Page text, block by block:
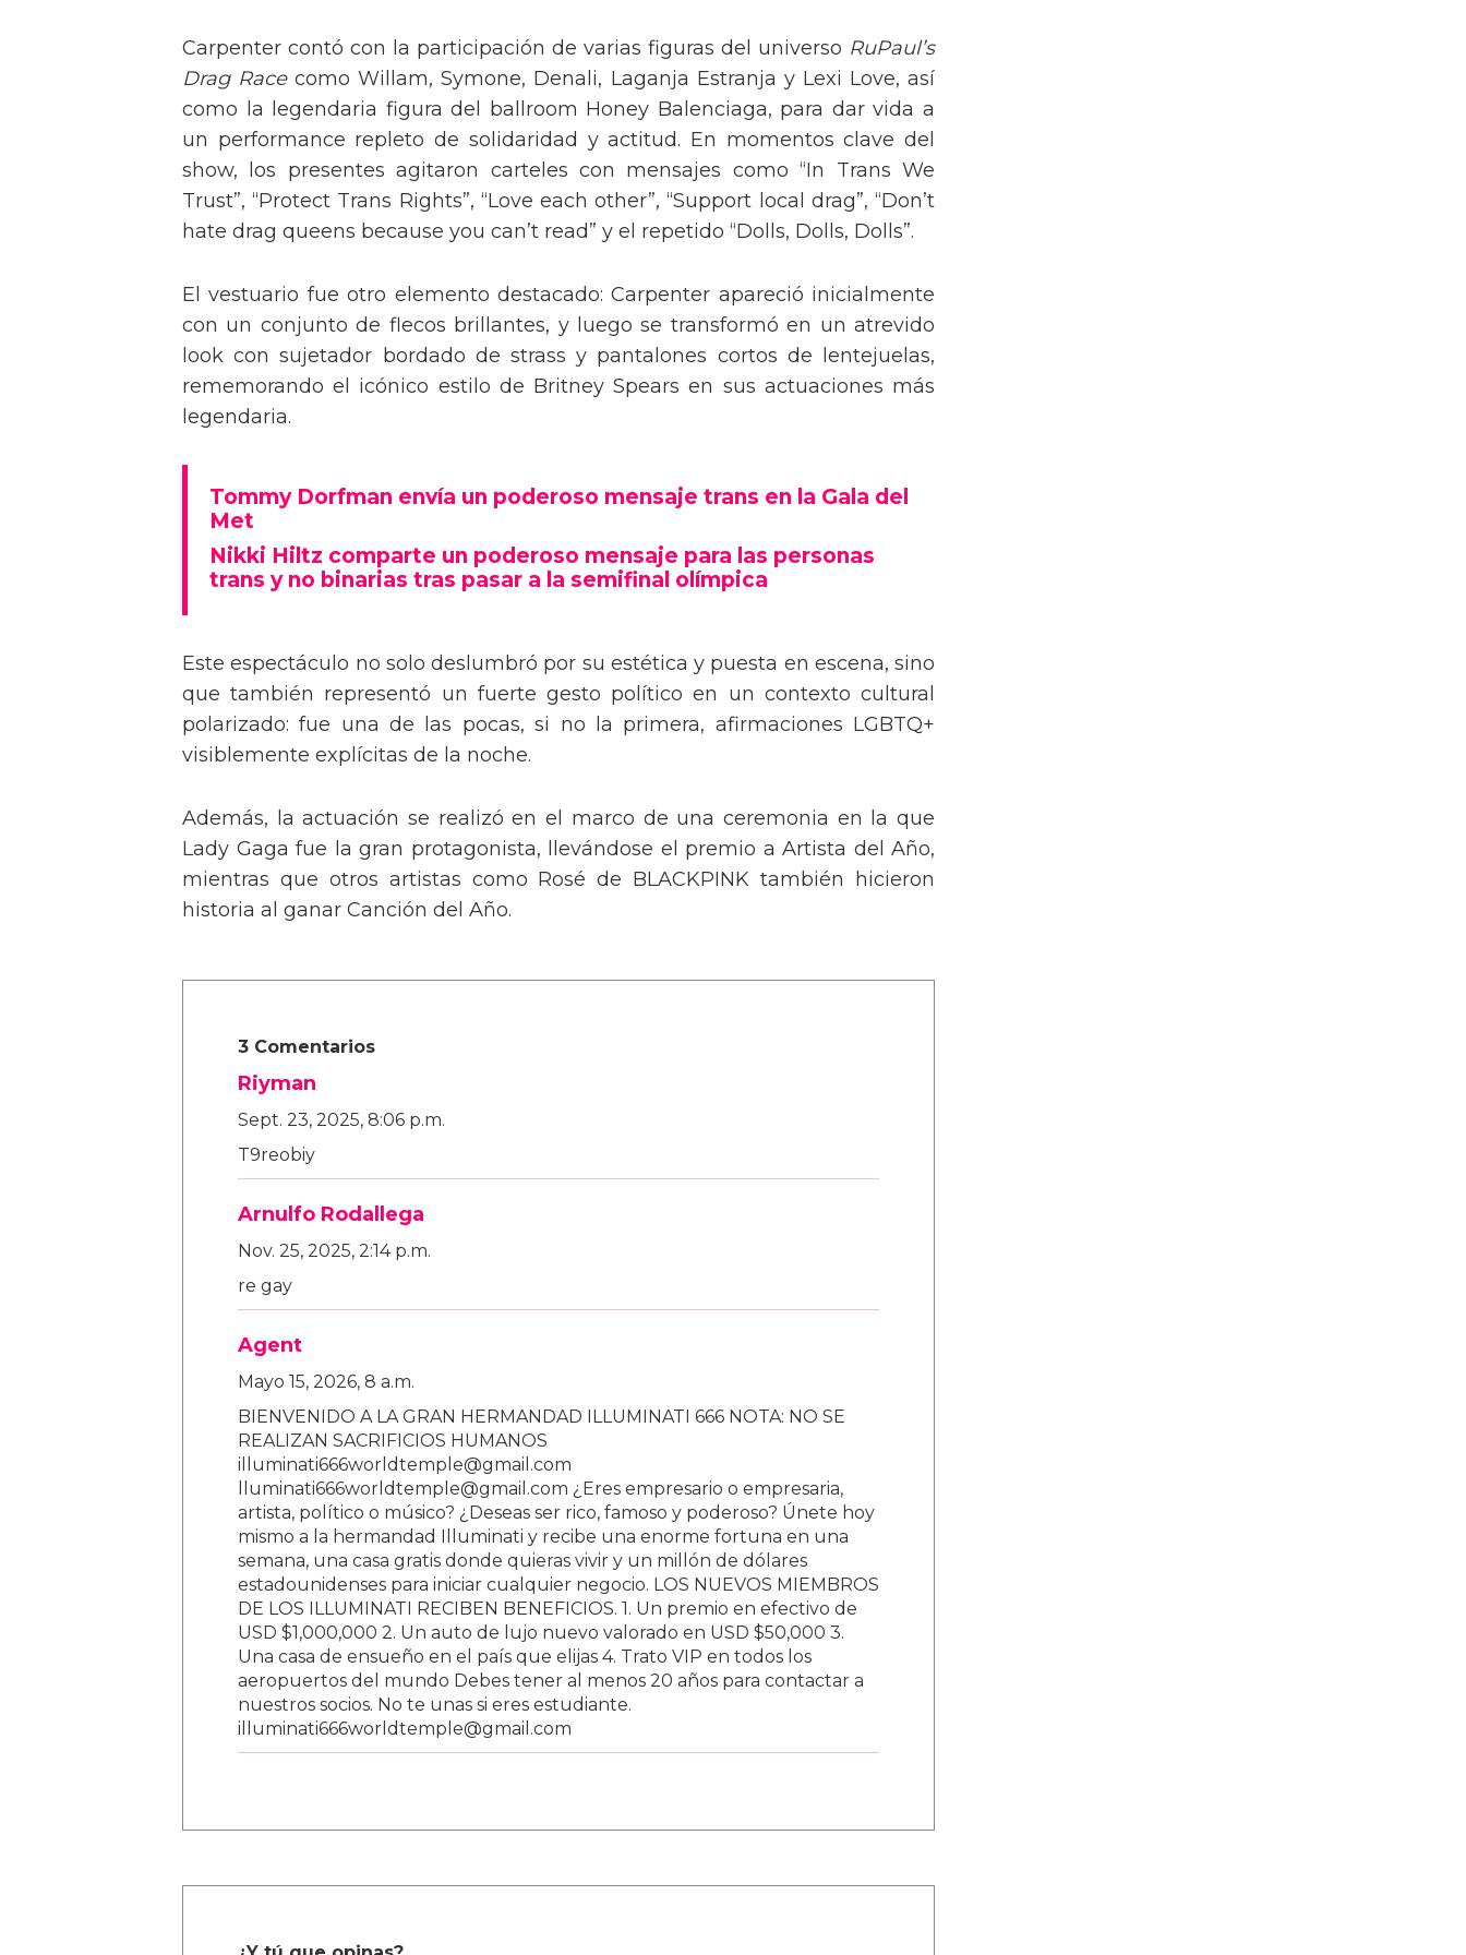
Carpenter contó con la participación de varias figuras del universo RuPaul’s
Drag Racecomo Willam, Symone, Denali, Laganja Estranja y Lexi Love, así
como la legendaria figura del ballroom Honey Balenciaga, para dar vida a
un performance repleto de solidaridad y actitud. En momentos clave del
show, los presentes agitaron carteles con mensajes como “In Trans We
Trust”, “Protect Trans Rights”, “Love each other”, “Support local drag”, “Don’t
hate drag queens because you can’t read” y el repetido “Dolls, Dolls, Dolls”.
El vestuario fue otro elemento destacado: Carpenter apareció inicialmente
con un conjunto de flecos brillantes, y luego se transformó en un atrevido
look con sujetador bordado de strass y pantalones cortos de lentejuelas,
rememorando el icónico estilo de Britney Spears en sus actuaciones más
legendaria.
Tommy Dorfman envía un poderoso mensaje trans en la Gala del
Met
Nikki Hiltz comparte un poderoso mensaje para las personas
trans y no binarias tras pasar a la semifinal olímpica
Este espectáculo no solo deslumbró por su estética y puesta en escena, sino
que también representó un fuerte gesto político en un contexto cultural
polarizado: fue una de las pocas, si no la primera, afirmaciones LGBTQ+
visiblemente explícitas de la noche.
Además, la actuación se realizó en el marco de una ceremonia en la que
Lady Gaga fue la gran protagonista, llevándose el premio a Artista del Año,
mientras que otros artistas como Rosé de BLACKPINK también hicieron
historia al ganar Canción del Año.
3 Comentarios
Riyman
Sept. 23, 2025, 8:06 p.m.
T9reobiy
Arnulfo Rodallega
Nov. 25, 2025, 2:14 p.m.
re gay
Agent
Mayo 15, 2026, 8 a.m.
BIENVENIDO A LA GRAN HERMANDAD ILLUMINATI 666 NOTA: NO SE
REALIZAN SACRIFICIOS HUMANOS
illuminati666worldtemple@gmail.com
lluminati666worldtemple@gmail.com ¿Eres empresario o empresaria,
artista, político o músico? ¿Deseas ser rico, famoso y poderoso? Únete hoy
mismo a la hermandad Illuminati y recibe una enorme fortuna en una
semana, una casa gratis donde quieras vivir y un millón de dólares
estadounidenses para iniciar cualquier negocio. LOS NUEVOS MIEMBROS
DE LOS ILLUMINATI RECIBEN BENEFICIOS. 1. Un premio en efectivo de
USD $1,000,000 2. Un auto de lujo nuevo valorado en USD $50,000 3.
Una casa de ensueño en el país que elijas 4. Trato VIP en todos los
aeropuertos del mundo Debes tener al menos 20 años para contactar a
nuestros socios. No te unas si eres estudiante.
illuminati666worldtemple@gmail.com